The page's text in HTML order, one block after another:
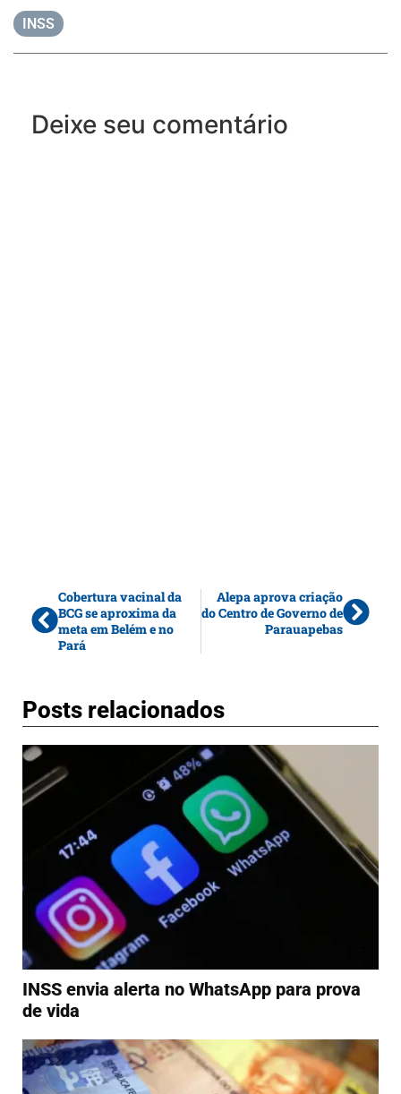
INSS
Deixe seu comentário
Cobertura vacinal da
BCG se aproxima da
meta em Belém e no
Pará
Alepa aprova criação
do Centro de Governo de
Parauapebas
Posts relacionados
INSS envia alerta no WhatsApp para prova
de vida